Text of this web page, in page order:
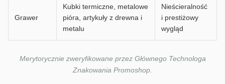
Grawer
Kubki termiczne, metalowe
pióra, artykuły z drewna i
metalu
Nieścieralność
i prestiżowy
wygląd
Merytorycznie zweryfikowane przez Głównego Technologa
Znakowania Promoshop.